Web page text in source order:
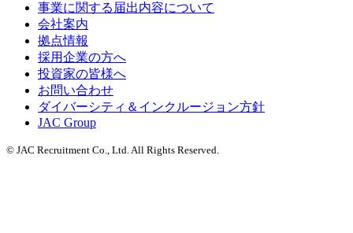
事業に関する届出内容について
会社案内
拠点情報
採用企業の方へ
投資家の皆様へ
お問い合わせ
ダイバーシティ＆インクルージョン方針
JAC Group
© JAC Recruitment Co., Ltd. All Rights Reserved.